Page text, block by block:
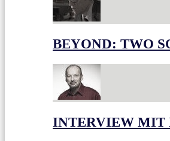
BEYOND: TWO
INTERVIEW MIT